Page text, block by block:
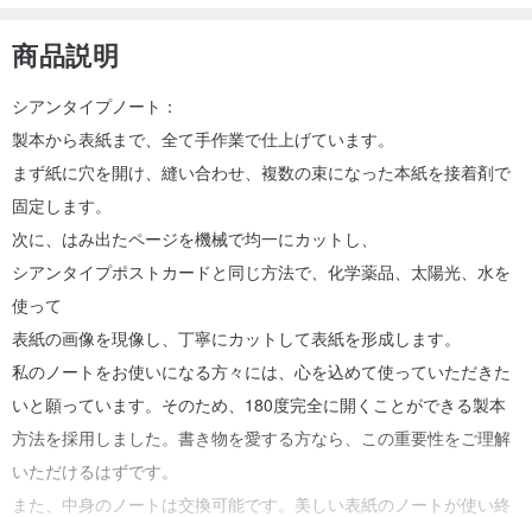
商品説明
シアンタイプノート：
製本から表紙まで、全て手作業で仕上げています。
まず紙に穴を開け、縫い合わせ、複数の束になった本紙を接着剤で
固定します。
次に、はみ出たページを機械で均一にカットし、
シアンタイプポストカードと同じ方法で、化学薬品、太陽光、水を
使って
表紙の画像を現像し、丁寧にカットして表紙を形成します。
私のノートをお使いになる方々には、心を込めて使っていただきた
いと願っています。そのため、180度完全に開くことができる製本
方法を採用しました。書き物を愛する方なら、この重要性をご理解
いただけるはずです。
また、中身のノートは交換可能です。美しい表紙のノートが使い終